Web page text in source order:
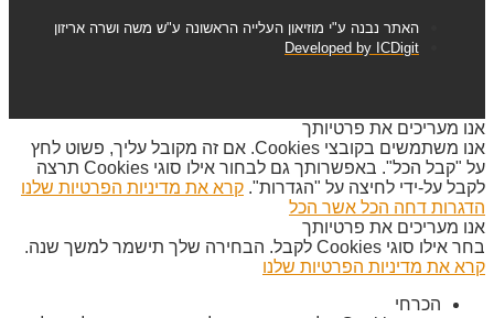
האתר נבנה ע"י מוזיאון העלייה הראשונה ע"ש משה ושרה אריזון
Developed by ICDigit
אנו מעריכים את פרטיותך
אנו משתמשים בקובצי Cookies. אם זה מקובל עליך, פשוט לחץ
על "קבל הכל". באפשרותך גם לבחור אילו סוגי Cookies תרצה
לקבל על-ידי לחיצה על "הגדרות". קרא את מדיניות הפרטיות שלנו
הדגרות דחה הכל אשר הכל
אנו מעריכים את פרטיותך
בחר אילו סוגי Cookies לקבל. הבחירה שלך תישמר למשך שנה.
קרא את מדיניות הפרטיות שלנו
הכרחי